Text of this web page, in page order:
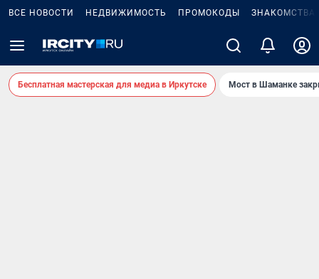
ВСЕ НОВОСТИ НЕДВИЖИМОСТЬ ПРОМОКОДЫ ЗНАКОМСТВА
Бесплатная мастерская для медиа в Иркутске Мост в Шаманке